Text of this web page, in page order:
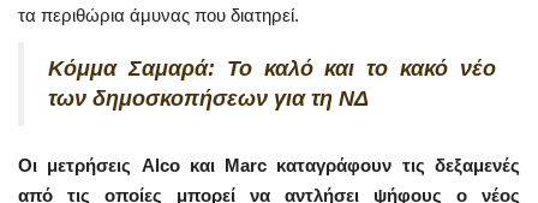
τα περιθώρια άμυνας που διατηρεί.
Κόμμα Σαμαρά: Το καλό και το κακό νέο
των δημοσκοπήσεων για τη ΝΔ
Οι μετρήσεις Alco και Marc καταγράφουν τις δεξαμενές
από τις οποίες μπορεί να αντλήσει ψήφους ο νέος